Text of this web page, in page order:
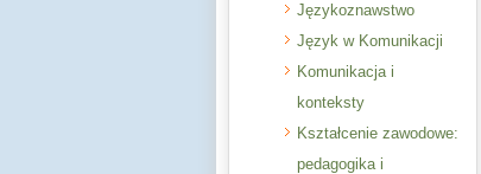
Językoznawstwo
Język w Komunikacji
Komunikacja i
konteksty
Kształcenie zawodowe:
pedagogika i